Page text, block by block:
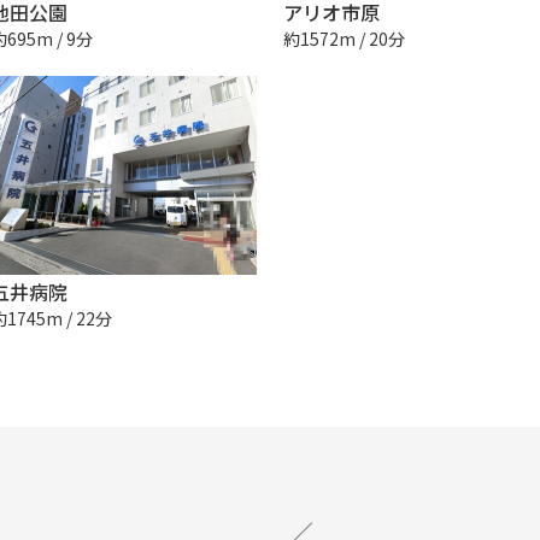
田公園
695m / 9分
アリオ市原
約1572m / 20分
井病院
1745m / 22分